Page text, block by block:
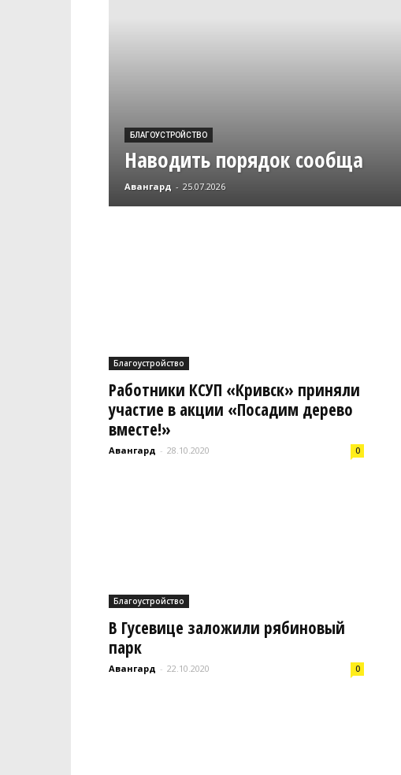
БЛАГОУСТРОЙСТВО
Наводить порядок сообща
Авангард - 25.07.2026
Благоустройство
Работники КСУП «Кривск» приняли
участие в акции «Посадим дерево
вместе!»
Авангард - 28.10.2020 0
Благоустройство
В Гусевице заложили рябиновый
парк
Авангард - 22.10.2020 0